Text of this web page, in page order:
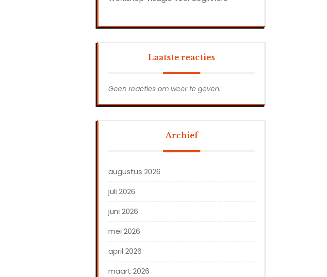
Laatste reacties
Geen reacties om weer te geven.
Archief
augustus 2026
juli 2026
juni 2026
mei 2026
april 2026
maart 2026